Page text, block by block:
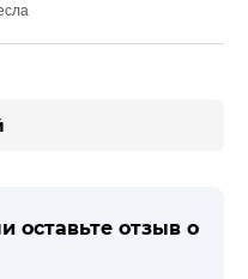
оставьте отзыв о